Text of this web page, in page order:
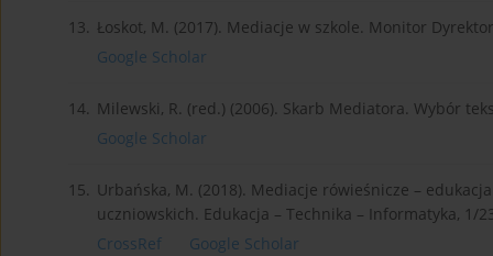
13. Łoskot, M. (2017). Mediacje w szkole. Monitor
Google Scholar
14. Milewski, R. (red.) (2006). Skarb Mediatora. Wybór
Google Scholar
15. Urbańska, M. (2018). Mediacje rówieśnicze –
uczniowskich. Edukacja – Technika – Informatyka, 1/
CrossRef
Google Scholar